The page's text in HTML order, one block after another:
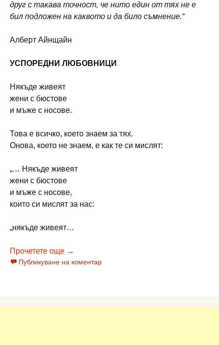
друг с такава точност, че нито един от тях не е
бил подложен на каквото и да било съмнение.“
Алберт Айнщайн
УСПОРЕДНИ ЛЮБОВНИЦИ
Някъде живеят
жени с бюстове
и мъже с носове.
Това е всичко, което знаем за тях.
Онова, което не знаем, е как те си мислят:
„… Някъде живеят
жени с бюстове
и мъже с носове,
които си мислят за нас:
„някъде живеят…
Прочетете още АВТОРИ НА „ЛИТАВРА“: АНИ ИЛКОВ
→
Публикуване на коментар